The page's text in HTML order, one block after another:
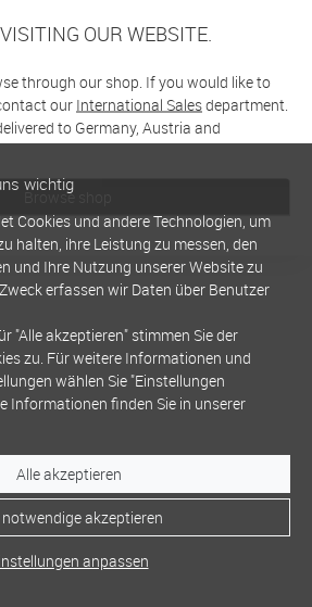
OUR WEBSITE.
through our shop. If you would like to
our International Salesdepartment.
to Germany, Austria and
Browse shop
wichtig
Cookies und andere Technologien, um
halten, ihre Leistung zu messen, den
und Ihre Nutzung unserer Website zu
erfassen wir Daten über Benutzer
"Alle akzeptieren" stimmen Sie der
zu. Für weitere Informationen und
wählen Sie "Einstellungen
Informationen finden Sie in unserer
Alle akzeptieren
akzeptieren
anpassen